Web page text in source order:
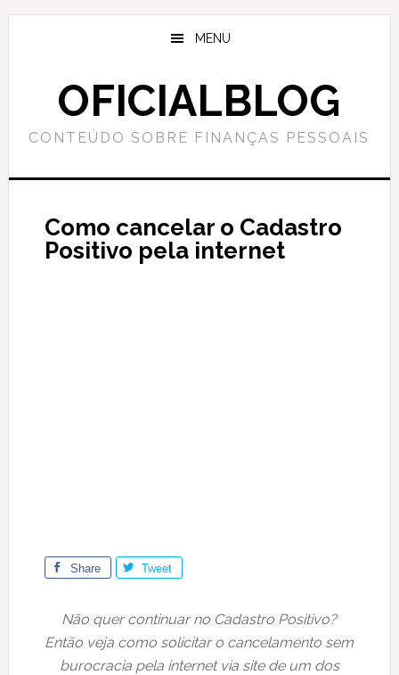
Skip
Skip
MENU
OFICIALBLOG
CONTEÚDO SOBRE FINANÇAS PESSOAIS
Como cancelar o Cadastro
Positivo pela internet
Share Tweet
Não quer continuar no Cadastro Positivo?
Então veja como solicitar o cancelamento sem
burocracia pela internet via site de um dos